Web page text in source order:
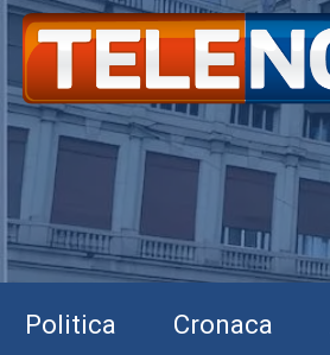
Politica Cronaca